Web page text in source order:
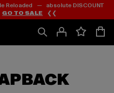
Ga
naar
Ga
naar
Reloaded — absolute DISCOUNT
GO TO SALE ❮❮
Ga
naar
Rooster